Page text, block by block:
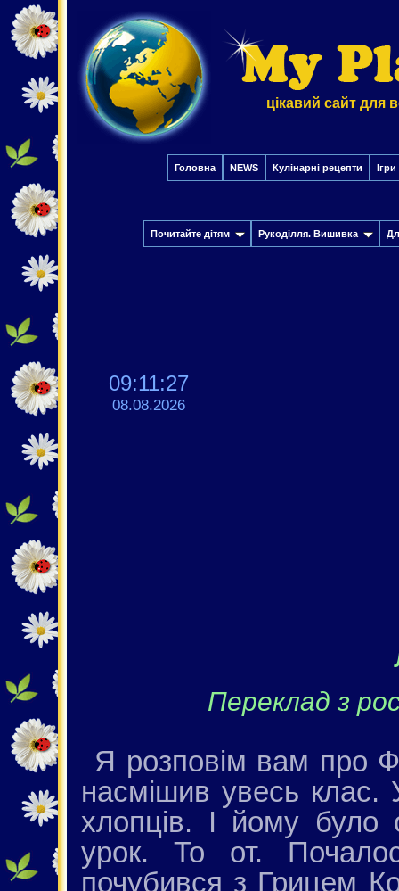
цікавий сайт для
Головна NEWS Кулінарні рецепти
Почитайте дітям Рукоділля. Вишивка
09:11:28
08.08.2026
Переклад з
Я розповім вам про
насмішив увесь клас.
хлопців. І йому було
урок. То от.
почубився з Грицем